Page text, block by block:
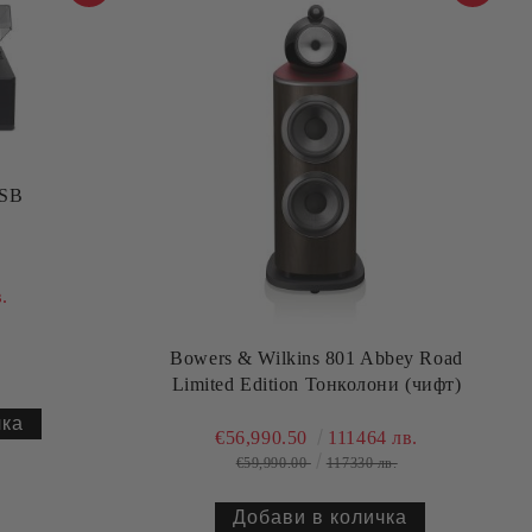
Bowers & Wilkins 801 Abbey Road
Limited Edition Тонколони (чифт)
€56,990.50 111464 лв.
€59,990.00 117330 лв.